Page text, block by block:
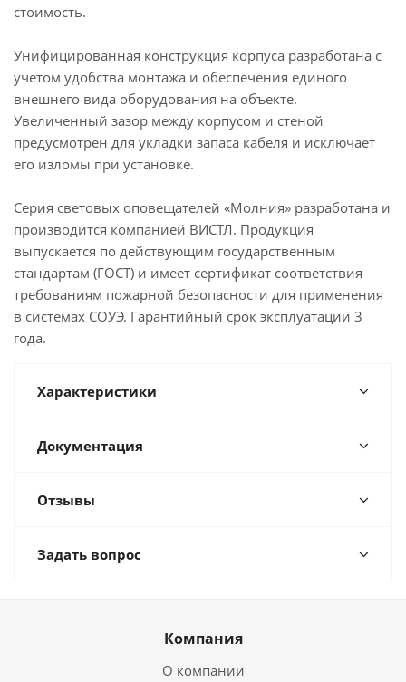
стоимость.
Унифицированная конструкция корпуса разработана с
учетом удобства монтажа и обеспечения единого
внешнего вида оборудования на объекте.
Увеличенный зазор между корпусом и стеной
предусмотрен для укладки запаса кабеля и исключает
его изломы при установке.
Серия световых оповещателей «Молния» разработана и
производится компанией ВИСТЛ. Продукция
выпускается по действующим государственным
стандартам (ГОСТ) и имеет сертификат соответствия
требованиям пожарной безопасности для применения
в системах СОУЭ. Гарантийный срок эксплуатации 3
года.
Характеристики
Документация
Отзывы
Задать вопрос
Компания
О компании